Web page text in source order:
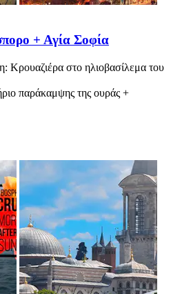
+ Αγία Σοφία
Κρουαζιέρα στο ηλιοβασίλεμα του
παράκαμψης της ουράς +